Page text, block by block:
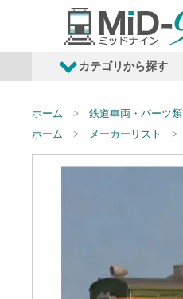
カテゴリから探す
発売予定商品
ホーム 鉄道車両・パーツ類
ホーム
メーカーリスト